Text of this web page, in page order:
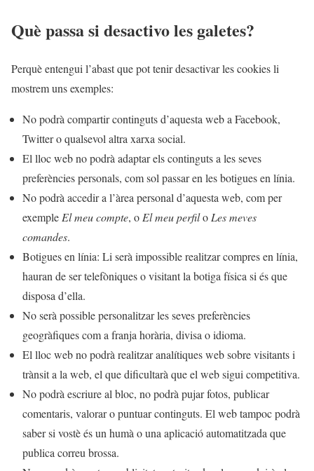
Què passa si desactivo les galetes?
Perquè entengui l’abast que pot tenir desactivar les cookies li
mostrem uns exemples:
No podrà compartir continguts d’aquesta web a Facebook,
Twitter o qualsevol altra xarxa social.
El lloc web no podrà adaptar els continguts a les seves
preferències personals, com sol passar en les botigues en línia.
No podrà accedir a l’àrea personal d’aquesta web, com per
exemple El meu compte, o El meu perfilo Les meves
comandes.
Botigues en línia: Li serà impossible realitzar compres en línia,
hauran de ser telefòniques o visitant la botiga física si és que
disposa d’ella.
No serà possible personalitzar les seves preferències
geogràfiques com a franja horària, divisa o idioma.
El lloc web no podrà realitzar analítiques web sobre visitants i
trànsit a la web, el que dificultarà que el web sigui competitiva.
No podrà escriure al bloc, no podrà pujar fotos, publicar
comentaris, valorar o puntuar continguts. El web tampoc podrà
saber si vostè és un humà o una aplicació automatitzada que
publica correu brossa.